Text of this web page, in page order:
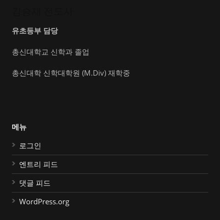
유초등부 담당
총신대학교 신학과 졸업
총신대학 신학대학원 (M.Div) 재학중
메뉴
로그인
엔트리 피드
댓글 피드
WordPress.org